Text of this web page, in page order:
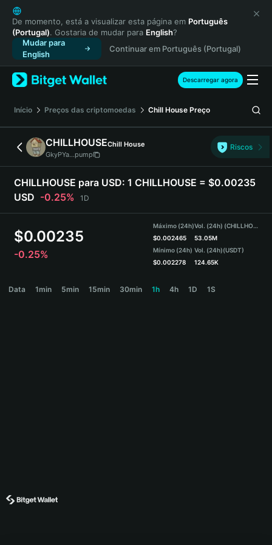
English
日本語
Tiếng Việt
Русский
Español (Latinoamérica)
Türkçe
Français
Deutsch
简体中文
繁體中文
Português (Portugal)
Bahasa Indonesia
ภาษาไทย
हिन्दी
Español
Português (Brasil)
De momento, está a visualizar esta página em Português
(Portugal). Gostaria de mudar para English?
Mudar para
English
Continuar em Português (Portugal)
Descarregar agora
Início Preços das criptomoedas Chill House Preço
CHILLHOUSEChill House
GkyPYa...pump
Riscos
CHILLHOUSE para USD: 1 CHILLHOUSE = $0.00235
USD -0.25% 1D
$0.00235
-0.25%
Máximo (24h)
$0.002465
Mínimo (24h)
$0.002278
Vol. (24h) (CHILLHOUSE)
53.05M
Vol. (24h)(USDT)
124.65K
Data 1min 5min 15min 30min 1h 4h 1D 1S